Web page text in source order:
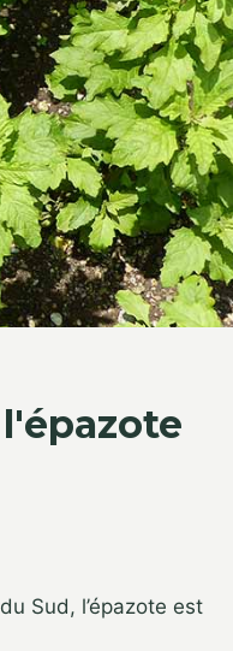
Sud, l’épazote est